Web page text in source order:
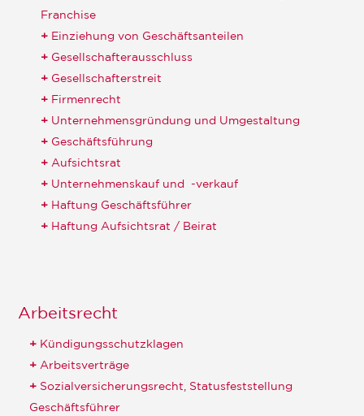
Franchise
Einziehung von Geschäftsanteilen
Gesellschafterausschluss
Gesellschafterstreit
Firmenrecht
Unternehmensgründung und Umgestaltung
Geschäftsführung
Aufsichtsrat
Unternehmenskauf und -verkauf
Haftung Geschäftsführer
Haftung Aufsichtsrat / Beirat
Arbeitsrecht
Kündigungsschutzklagen
Arbeitsverträge
Sozialversicherungsrecht, Statusfeststellung
Geschäftsführer